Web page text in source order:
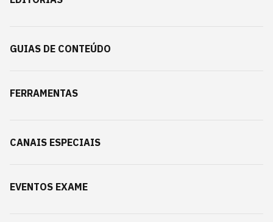
GUIAS DE CONTEÚDO
FERRAMENTAS
CANAIS ESPECIAIS
EVENTOS EXAME